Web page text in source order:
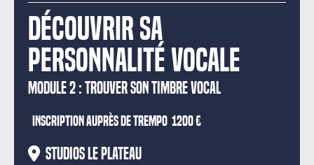
Découvrir sa
personnalité vocale
MODULE 2 : TROUVER SON TIMBRE VOCAL
inscription auprès de Trempo 1200 €
Studios Le Plateau